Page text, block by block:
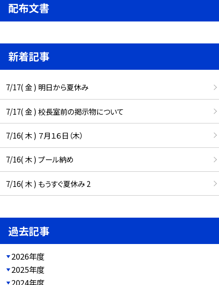
配布文書
新着記事
7/17( 金 ) 明日から夏休み
7/17( 金 ) 校長室前の掲示物について
7/16( 木 ) ７月１６日（木）
7/16( 木 ) プール納め
7/16( 木 ) もうすぐ夏休み 2
過去記事
2026年度
2025年度
2024年度